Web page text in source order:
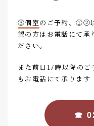
③個室のご予約、①②
望の方はお電話にて
ださい。
また前日17時以降の
もお電話にて承ります
☎